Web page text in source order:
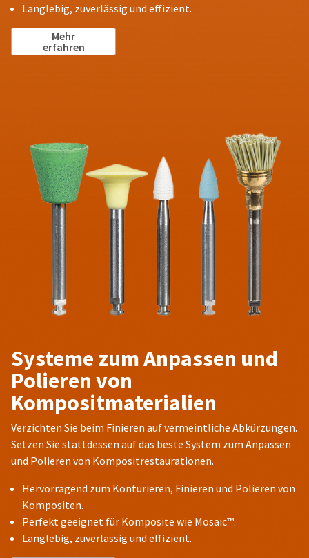
Langlebig, zuverlässig und effizient.
Mehr
erfahren
Systeme zum Anpassen und
Polieren von
Kompositmaterialien
Verzichten Sie beim Finieren auf vermeintliche Abkürzungen.
Setzen Sie stattdessen auf das beste System zum Anpassen
und Polieren von Kompositrestaurationen.
Hervorragend zum Konturieren, Finieren und Polieren von
Kompositen.
Perfekt geeignet für Komposite wie Mosaic™.
Langlebig, zuverlässig und effizient.